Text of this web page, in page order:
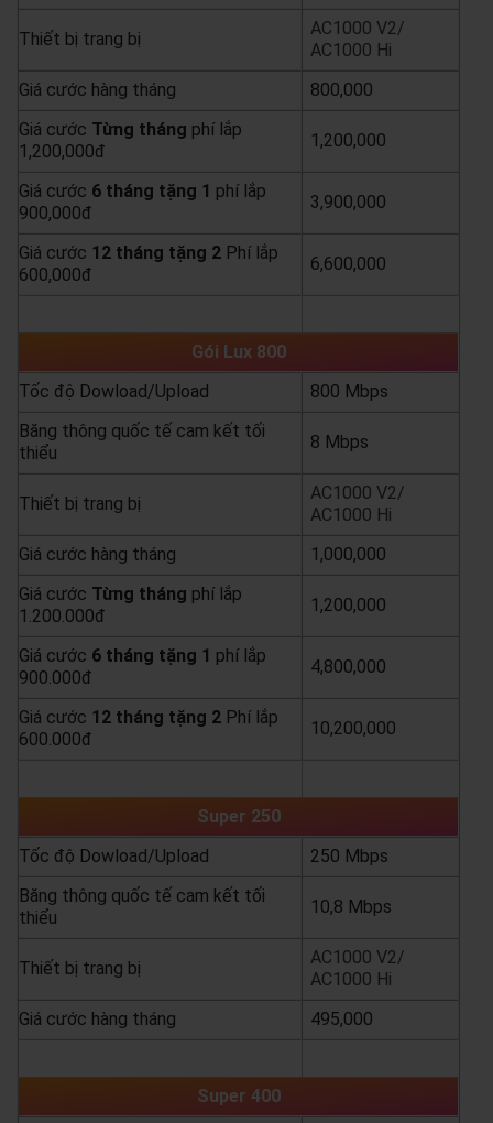
Thiết bị trang bị
AC1000 V2/
AC1000 Hi
Giá cước hàng tháng
800,000
Giá cước Từng tháng phí lắp
1,200,000đ
1,200,000
Giá cước 6 tháng tặng 1 phí lắp
900,000đ
3,900,000
Giá cước 12 tháng tặng 2 Phí lắp
600,000đ
6,600,000
Gói Lux 800
Tốc độ Dowload/Upload
800 Mbps
Băng thông quốc tế cam kết tối
thiểu
8 Mbps
Thiết bị trang bị
AC1000 V2/
AC1000 Hi
Giá cước hàng tháng
1,000,000
Giá cước Từng tháng phí lắp
1.200.000đ
1,200,000
Giá cước 6 tháng tặng 1 phí lắp
900.000đ
4,800,000
Giá cước 12 tháng tặng 2 Phí lắp
600.000đ
10,200,000
Super 250
Tốc độ Dowload/Upload
250 Mbps
Băng thông quốc tế cam kết tối
thiểu
10,8 Mbps
Thiết bị trang bị
AC1000 V2/
AC1000 Hi
Giá cước hàng tháng
495,000
Super 400